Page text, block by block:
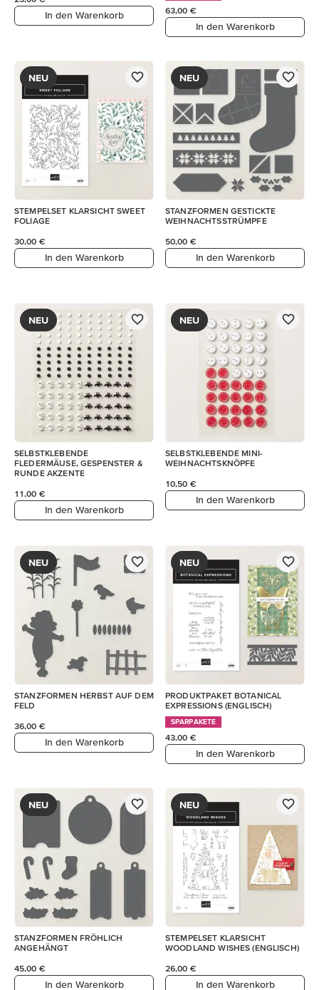
In den Warenkorb 63,00 €
In den Warenkorb
NEU
STEMPELSET KLARSICHT SWEET
FOLIAGE
30,00 €
In den Warenkorb
NEU
STANZFORMEN GESTICKTE
WEIHNACHTSSTRÜMPFE
50,00 €
In den Warenkorb
NEU
SELBSTKLEBENDE
FLEDERMÄUSE, GESPENSTER &
RUNDE AKZENTE
11,00 €
In den Warenkorb
NEU
SELBSTKLEBENDE MINI-
WEIHNACHTSKNÖPFE
10,50 €
In den Warenkorb
NEU
STANZFORMEN HERBST AUF DEM
FELD
36,00 €
In den Warenkorb
NEU
PRODUKTPAKET BOTANICAL
EXPRESSIONS (ENGLISCH)
SPARPAKETE
43,00 €
In den Warenkorb
NEU
STANZFORMEN FRÖHLICH
ANGEHÄNGT
45,00 €
In den Warenkorb
NEU
STEMPELSET KLARSICHT
WOODLAND WISHES (ENGLISCH)
26,00 €
In den Warenkorb